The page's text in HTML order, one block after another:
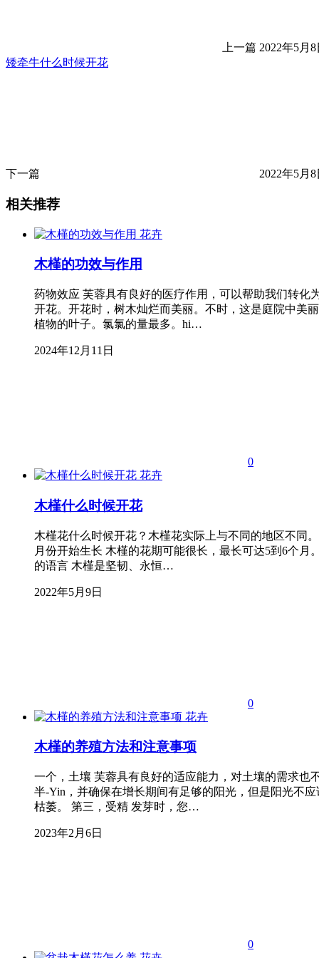
上一篇 2022年5月8
矮牵牛什么时候开花
下一篇 2022年5月8
相关推荐
花卉
木槿的功效与作用
药物效应 芙蓉具有良好的医疗作用，可以帮助我们转化
开花。开花时，树木灿烂而美丽。不时，这是庭院中美
植物的叶子。氯氯的量最多。hi…
2024年12月11日
0
花卉
木槿什么时候开花
木槿花什么时候开花？木槿花实际上与不同的地区不同
月份开始生长 木槿的花期可能很长，最长可达5到6个
的语言 木槿是坚韧、永恒…
2022年5月9日
0
花卉
木槿的养殖方法和注意事项
一个，土壤 芙蓉具有良好的适应能力，对土壤的需求也
半-Yin，并确保在增长期间有足够的阳光，但是阳光不
枯萎。 第三，受精 发芽时，您…
2023年2月6日
0